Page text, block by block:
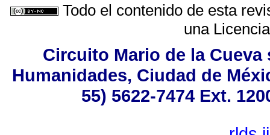
Todo el contenido de esta
una
Circuito Mario de la
Humanidades, Ciudad de
55) 5622-7474 Ext.